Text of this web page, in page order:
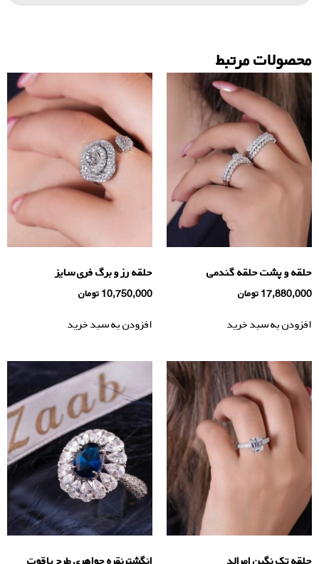
محصولات مرتبط
حلقه و پشت حلقه گندمی
17,880,000 تومان
افزودن به سبد خرید
حلقه رز و برگ فری سایز
10,750,000 تومان
افزودن به سبد خرید
حلقه تک نگین امرالد
انگشترنقره جواهری طرح یاقوت